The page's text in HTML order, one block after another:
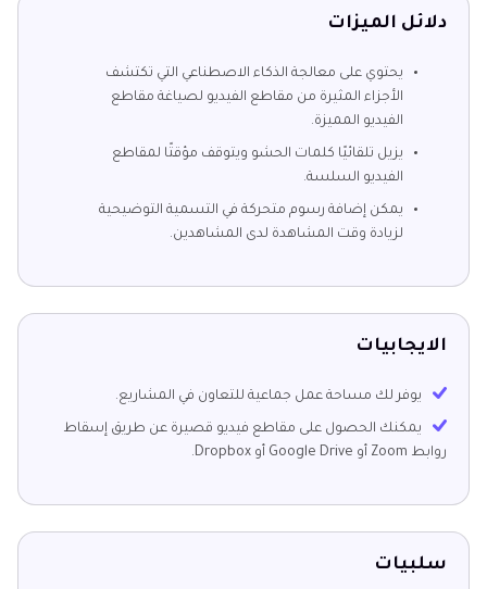
دلائل الميزات
يحتوي على معالجة الذكاء الاصطناعي التي تكتشف
الأجزاء المثيرة من مقاطع الفيديو لصياغة مقاطع
الفيديو المميزة.
يزيل تلقائيًا كلمات الحشو ويتوقف مؤقتًا لمقاطع
الفيديو السلسة.
يمكن إضافة رسوم متحركة في التسمية التوضيحية
لزيادة وقت المشاهدة لدى المشاهدين.
الايجابيات
يوفر لك مساحة عمل جماعية للتعاون في المشاريع.
يمكنك الحصول على مقاطع فيديو قصيرة عن طريق إسقاط
روابط Zoom أو Google Drive أو Dropbox.
سلبيات